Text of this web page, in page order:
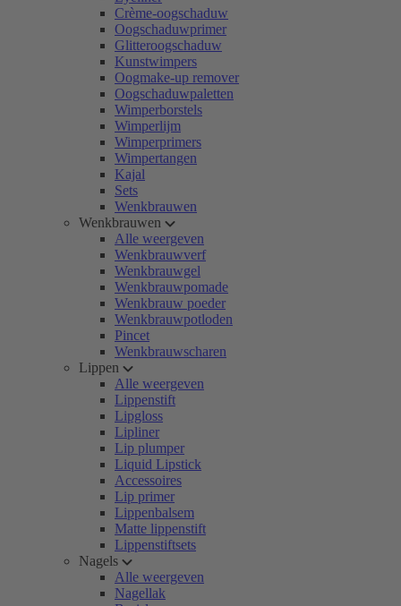
Crème-oogschaduw
Oogschaduwprimer
Glitteroogschaduw
Kunstwimpers
Oogmake-up remover
Oogschaduwpaletten
Wimperborstels
Wimperlijm
Wimperprimers
Wimpertangen
Kajal
Sets
Wenkbrauwen
Wenkbrauwen
Alle weergeven
Wenkbrauwverf
Wenkbrauwgel
Wenkbrauwpomade
Wenkbrauw poeder
Wenkbrauwpotloden
Pincet
Wenkbrauwscharen
Lippen
Alle weergeven
Lippenstift
Lipgloss
Lipliner
Lip plumper
Liquid Lipstick
Accessoires
Lip primer
Lippenbalsem
Matte lippenstift
Lippenstiftsets
Nagels
Alle weergeven
Nagellak